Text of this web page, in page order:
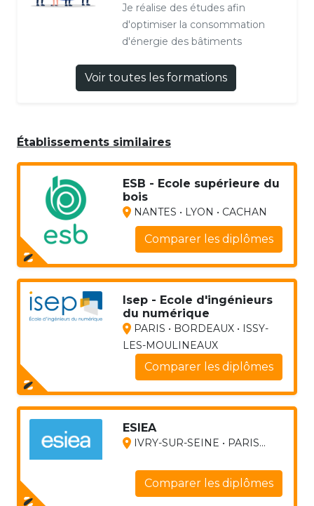
Je réalise des études afin
d'optimiser la consommation
d'énergie des bâtiments
Voir toutes les formations
Établissements similaires
ESB - Ecole supérieure du
bois
NANTES • LYON • CACHAN
Comparer les diplômes
Isep - Ecole d'ingénieurs
du numérique
PARIS • BORDEAUX • ISSY-
LES-MOULINEAUX
Comparer les diplômes
ESIEA
IVRY-SUR-SEINE • PARIS...
Comparer les diplômes